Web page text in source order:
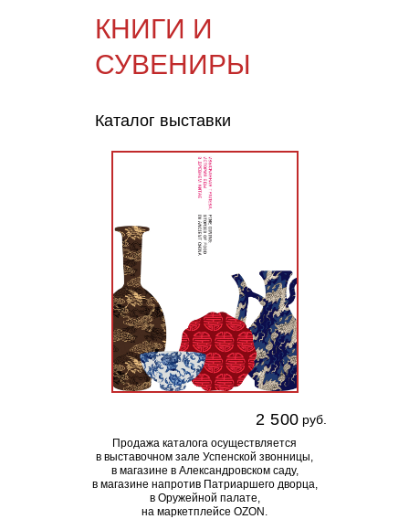
Каталог выставки
КНИГИ И
СУВЕНИРЫ
Продажа каталога осуществляется
в выставочном зале Успенской звонницы,
в магазине в Александровском саду,
в магазине напротив Патриаршего дворца,
в Оружейной палате,
на маркетплейсе OZON.
руб.
2 500